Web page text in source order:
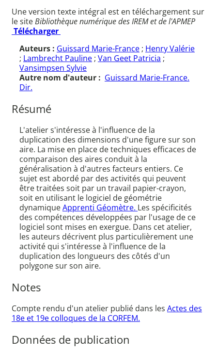
Une version texte intégral est en téléchargement sur
le siteBibliothèque numérique des IREM et de l'APMEP
Télécharger
Auteurs : Guissard Marie-France ; Henry Valérie
; Lambrecht Pauline ; Van Geet Patricia ;
Vansimpsen Sylvie
Autre nom d'auteur : Guissard Marie-France.
Dir.
Résumé
L'atelier s'intéresse à l'influence de la
duplication des dimensions d'une figure sur son
aire. La mise en place de techniques efficaces de
comparaison des aires conduit à la
généralisation à d'autres facteurs entiers. Ce
sujet est abordé par des activités qui peuvent
être traitées soit par un travail papier-crayon,
soit en utilisant le logiciel de géométrie
dynamiqueApprenti Géomètre. Les spécificités
des compétences développées par l'usage de ce
logiciel sont mises en exergue. Dans cet atelier,
les auteurs décrivent plus particulièrement une
activité qui s'intéresse à l'influence de la
duplication des longueurs des côtés d'un
polygone sur son aire.
Notes
Compte rendu d'un atelier publié dans les Actes des
18e et 19e colloques de la CORFEM.
Données de publication